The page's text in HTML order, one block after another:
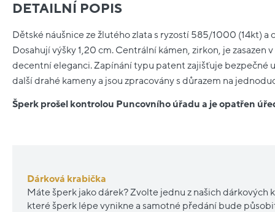
DETAILNÍ POPIS
Dětské náušnice ze žlutého zlata s ryzostí 585/1000 (14kt) a
Dosahují výšky 1,20 cm. Centrální kámen, zirkon, je zasazen
decentní eleganci. Zapínání typu patent zajišťuje bezpečné
další drahé kameny a jsou zpracovány s důrazem na
Šperk prošel kontrolou Puncovního úřadu a je opatřen
Dárková krabička
Máte šperk jako dárek? Zvolte jednu z našich dárkových
které šperk lépe vynikne a samotné předání bude